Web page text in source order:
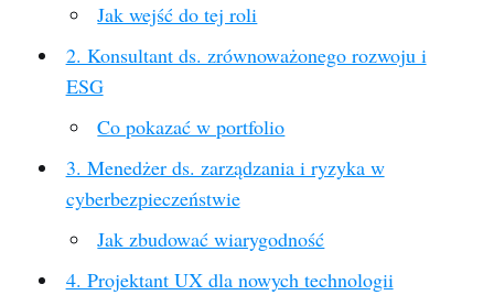
Jak wejść do tej roli
2. Konsultant ds. zrównoważonego rozwoju i
ESG
Co pokazać w portfolio
3. Menedżer ds. zarządzania i ryzyka w
cyberbezpieczeństwie
Jak zbudować wiarygodność
4. Projektant UX dla nowych technologii